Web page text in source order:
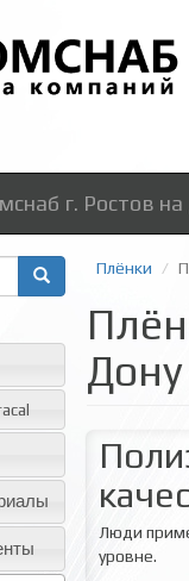
г. Ростов на
Плёнки
Дону
Люди
уровне.